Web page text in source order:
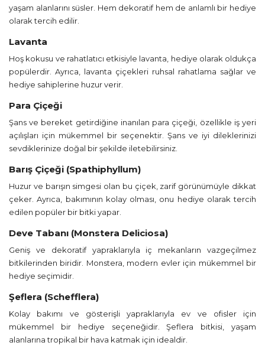
yaşam alanlarını süsler. Hem dekoratif hem de anlamlı bir hediye
olarak tercih edilir.
Lavanta
Hoş kokusu ve rahatlatıcı etkisiyle lavanta, hediye olarak oldukça
popülerdir. Ayrıca, lavanta çiçekleri ruhsal rahatlama sağlar ve
hediye sahiplerine huzur verir.
Para Çiçeği
Şans ve bereket getirdiğine inanılan para çiçeği, özellikle iş yeri
açılışları için mükemmel bir seçenektir. Şans ve iyi dileklerinizi
sevdiklerinize doğal bir şekilde iletebilirsiniz.
Barış Çiçeği (Spathiphyllum)
Huzur ve barışın simgesi olan bu çiçek, zarif görünümüyle dikkat
çeker. Ayrıca, bakımının kolay olması, onu hediye olarak tercih
edilen popüler bir bitki yapar.
Deve Tabanı (Monstera Deliciosa)
Geniş ve dekoratif yapraklarıyla iç mekanların vazgeçilmez
bitkilerinden biridir. Monstera, modern evler için mükemmel bir
hediye seçimidir.
Şeflera (Schefflera)
Kolay bakımı ve gösterişli yapraklarıyla ev ve ofisler için
mükemmel bir hediye seçeneğidir. Şeflera bitkisi, yaşam
alanlarına tropikal bir hava katmak için idealdir.